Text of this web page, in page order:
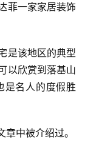
菲一家家居装饰
是该地区的典型
以欣赏到落基山
是名人的度假胜
中被介绍过。